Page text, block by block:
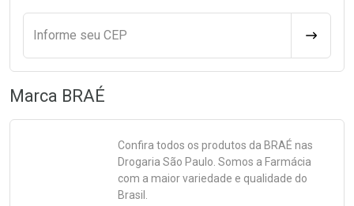
Informe seu CEP
Marca BRAÉ
Confira todos os produtos da BRAÉ nas
Drogaria São Paulo. Somos a Farmácia
com a maior variedade e qualidade do
Brasil.